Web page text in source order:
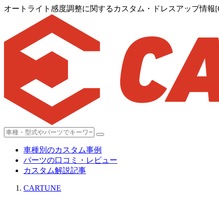
オートライト感度調整に関するカスタム・ドレスアップ情報
車種別のカスタム事例
パーツの口コミ・レビュー
カスタム解説記事
CARTUNE